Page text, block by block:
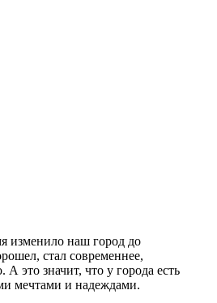
изменило наш город до
стал современнее,
А это значит, что у города есть
мечтами и надеждами.